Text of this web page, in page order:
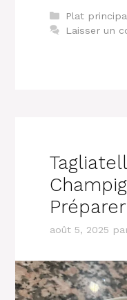
Catégories
Plat
Laisser un
Préparer
août 5, 2025